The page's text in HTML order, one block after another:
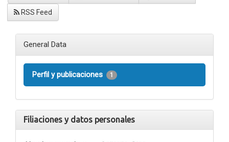
RSS Feed
General Data
Perfil y publicaciones 1
Filiaciones y datos personales